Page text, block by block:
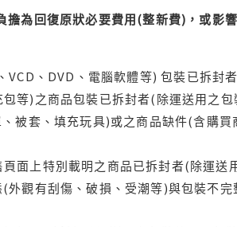
為回復原狀必要費用(整新費)，或影
、DVD、電腦軟體等) 包裝已拆封
等)之商品包裝已拆封者(除運送用之包
被套、填充玩具)或之商品缺件(含購買
面上特別載明之商品已拆封者(除運送
觀有刮傷、破損、受潮等)與包裝不